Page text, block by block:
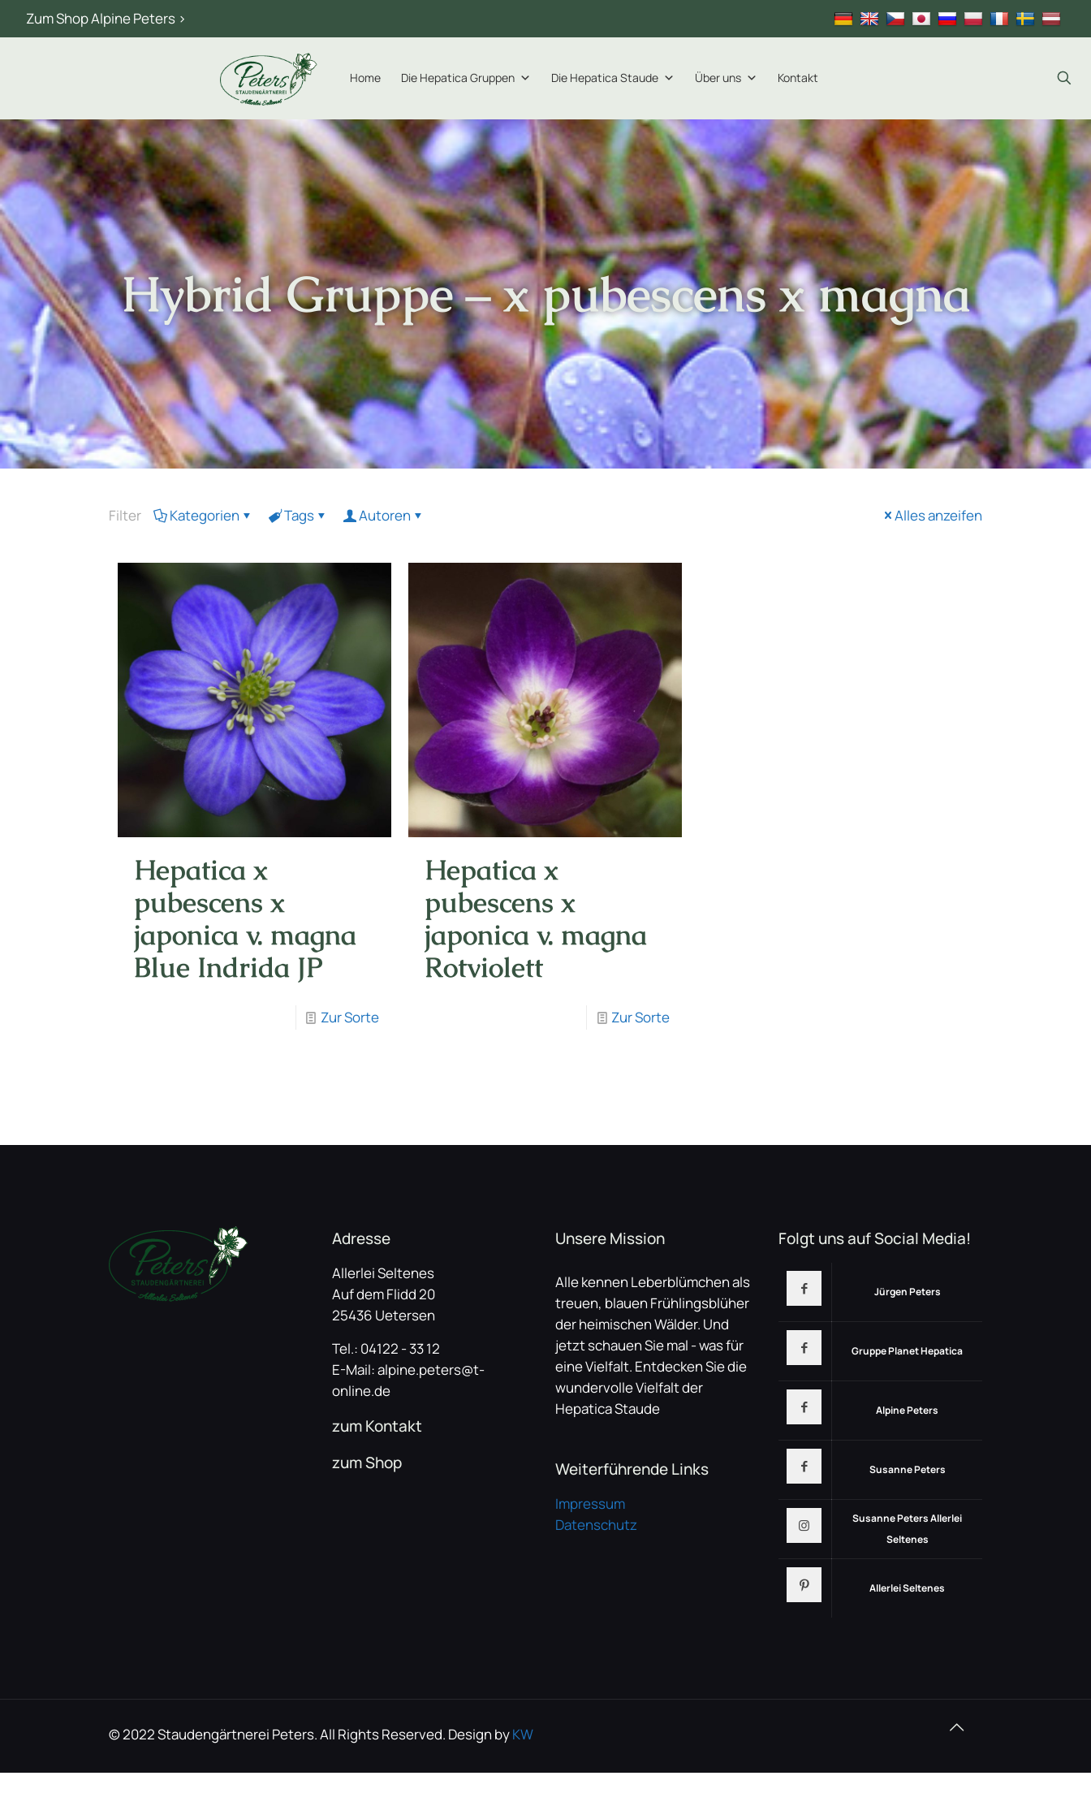
Zum Shop Alpine Peters >
Home Die Hepatica Gruppen Die Hepatica Staude Über uns Kontakt
Hybrid Gruppe – x pubescens x magna
Filter Kategorien Tags Autoren Alles anzeifen
Hepatica x
pubescens x
japonica v. magna
Blue Indrida JP
Zur Sorte
Hepatica x
pubescens x
japonica v. magna
Rotviolett
Zur Sorte
Adresse
Allerlei Seltenes
Auf dem Flidd 20
25436 Uetersen
Tel.: 04122 - 33 12
E-Mail: alpine.peters@t-
online.de
zum Kontakt
zum Shop
Unsere Mission
Alle kennen Leberblümchen als
treuen, blauen Frühlingsblüher
der heimischen Wälder. Und
jetzt schauen Sie mal - was für
eine Vielfalt. Entdecken Sie die
wundervolle Vielfalt der
Hepatica Staude
Weiterführende Links
Impressum
Datenschutz
Folgt uns auf Social Media!
Jürgen Peters
Gruppe Planet Hepatica
Alpine Peters
Susanne Peters
Susanne Peters Allerlei
Seltenes
Allerlei Seltenes
© 2022 Staudengärtnerei Peters. All Rights Reserved. Design byKW